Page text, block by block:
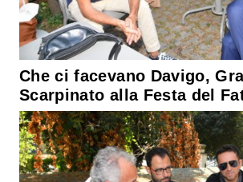
Che ci facevano Davigo,
Scarpinato alla Festa del